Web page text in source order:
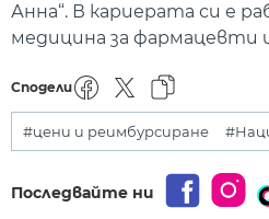
Анна“. В кариерата си е
медицина за фармацевти
Сподели
#цени и реимбурсиране
Последвайте ни